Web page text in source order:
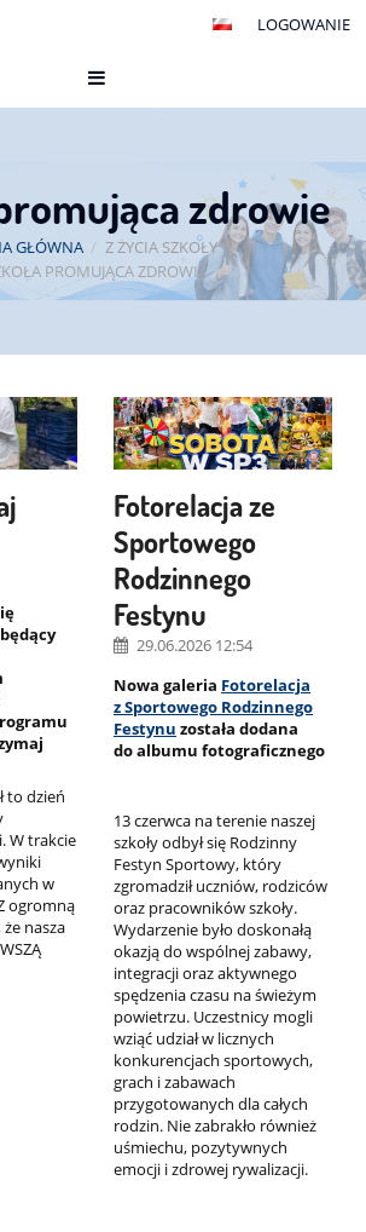
LOGOWANIE
zdrowie
GŁÓWNA / Z ŻYCIA SZKOŁY /
PROMUJĄCA ZDROWIE
to dzień
W trakcie
w
ogromną
nasza
Fotorelacja ze
Sportowego
Rodzinnego
Festynu
29.06.2026 12:54
Nowa galeria Fotorelacja
z Sportowego Rodzinnego
Festynu została dodana
do albumu fotograficznego
13 czerwca na terenie naszej
szkoły odbył się Rodzinny
Festyn Sportowy, który
zgromadził uczniów, rodziców
oraz pracowników szkoły.
Wydarzenie było doskonałą
okazją do wspólnej zabawy,
integracji oraz aktywnego
spędzenia czasu na świeżym
powietrzu. Uczestnicy mogli
wziąć udział w licznych
konkurencjach sportowych,
grach i zabawach
przygotowanych dla całych
rodzin. Nie zabrakło również
uśmiechu, pozytywnych
emocji i zdrowej rywalizacji.